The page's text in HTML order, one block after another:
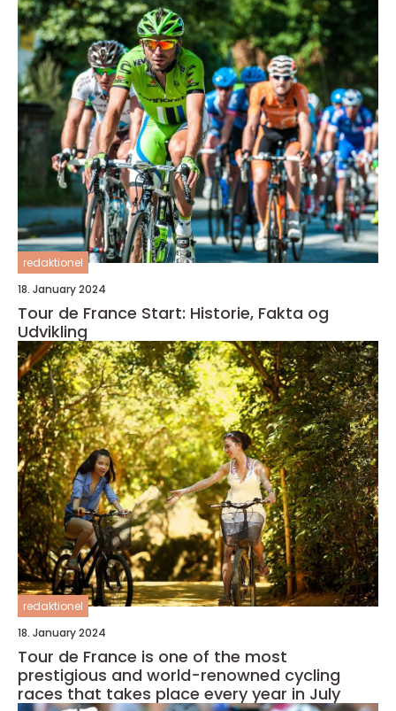
redaktionel
18. January 2024
Tour de France Start: Historie, Fakta og
Udvikling
redaktionel
18. January 2024
Tour de France is one of the most
prestigious and world-renowned cycling
races that takes place every year in July